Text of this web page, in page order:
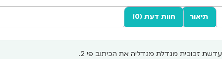
תיאור חוות דעת (0)
עדשת זכוכית מגדלת מגדליה את הכיתוב פי 2.